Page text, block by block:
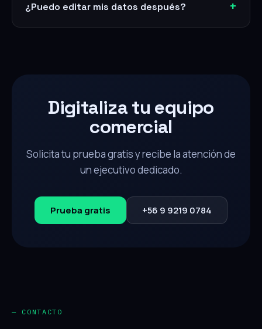
¿Puedo editar mis datos después?
Digitaliza tu equipo
comercial
Solicita tu prueba gratis y recibe la atención de
un ejecutivo dedicado.
Prueba gratis +56 9 9219 0784
— CONTACTO